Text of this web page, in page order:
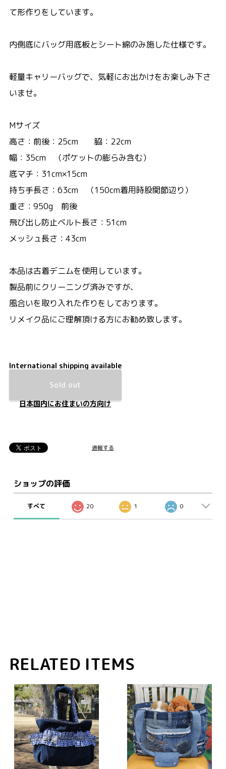
て形作りをしています。
内側底にバッグ用底板とシート綿のみ施した仕様です。
軽量キャリーバッグで、気軽にお出かけをお楽しみ下さ
いませ。
Mサイズ
高さ：前後：25cm 脇：22cm
幅：35cm （ポケットの膨らみ含む）
底マチ：31cm×15cm
持ち手長さ：63cm （150cm着用時股関節辺り）
重さ：950g 前後
飛び出し防止ベルト長さ：51cm
メッシュ長さ：43cm
本品は古着デニムを使用しています。
製品前にクリーニング済みですが、
風合いを取り入れた作りをしております。
リメイク品にご理解頂ける方にお勧め致します。
International shipping available
Sold out
日本国内にお住まいの方向け
通報する
ショップの評価
すべて 20 1 0
RELATED ITEMS